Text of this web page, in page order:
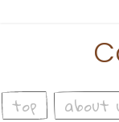
top about